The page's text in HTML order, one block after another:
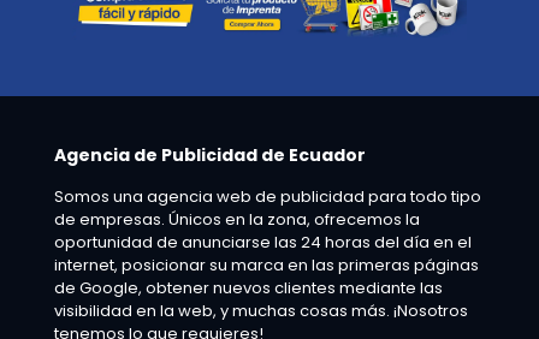
Agencia de Publicidad de Ecuador
Somos una agencia web de publicidad para todo tipo
de empresas. Únicos en la zona, ofrecemos la
oportunidad de anunciarse las 24 horas del día en el
internet, posicionar su marca en las primeras páginas
de Google, obtener nuevos clientes mediante las
visibilidad en la web, y muchas cosas más. ¡Nosotros
tenemos lo que requieres!